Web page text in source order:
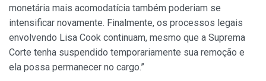
monetária mais acomodatícia também poderiam se
intensificar novamente. Finalmente, os processos legais
envolvendo Lisa Cook continuam, mesmo que a Suprema
Corte tenha suspendido temporariamente sua remoção e
ela possa permanecer no cargo.”